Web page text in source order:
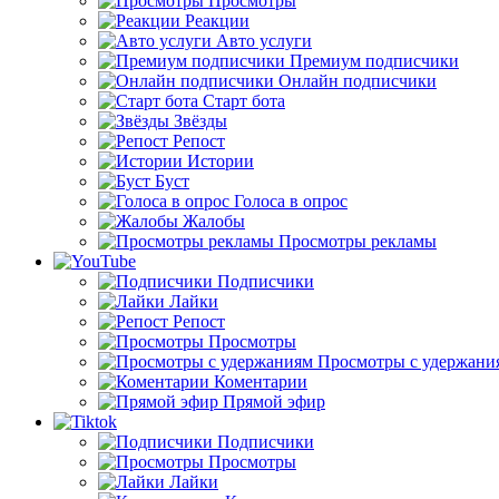
Реакции
Авто услуги
Премиум подписчики
Онлайн подписчики
Старт бота
Звёзды
Репост
Истории
Буст
Голоса в опрос
Жалобы
Просмотры рекламы
Подписчики
Лайки
Репост
Просмотры
Просмотры с
Коментарии
Прямой эфир
Подписчики
Просмотры
Лайки